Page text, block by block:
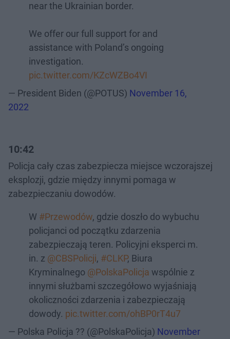
near the Ukrainian border.
We offer our full support for and
assistance with Poland’s ongoing
investigation.
pic.twitter.com/KZcWZBo4VI
— President Biden (@POTUS) November 16,
2022
10:42
Policja cały czas zabezpiecza miejsce wczorajszej
eksplozji, gdzie między innymi pomaga w
zabezpieczaniu dowodów.
W #Przewodów, gdzie doszło do wybuchu
policjanci od początku zdarzenia
zabezpieczają teren. Policyjni eksperci m.
in. z @CBSPolicji, #CLKP, Biura
Kryminalnego @PolskaPolicja wspólnie z
innymi służbami szczegółowo wyjaśniają
okoliczności zdarzenia i zabezpieczają
dowody. pic.twitter.com/ohBP0rT4u7
— Polska Policja ?? (@PolskaPolicja) November